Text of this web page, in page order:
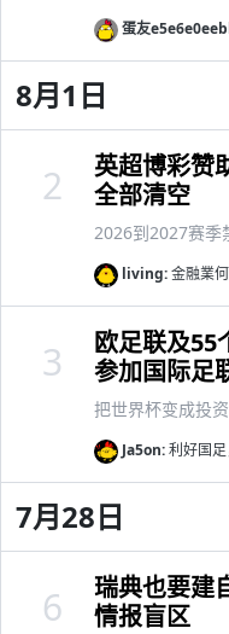
蛋友
8月1日
英超博彩赞
全部清空
2026到2027赛季
living:金融業
2
欧足联及55
参加国际足
把世界杯变成投
Ja5on:利好国足
3
7月28日
瑞典也要建
情报盲区
6